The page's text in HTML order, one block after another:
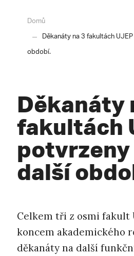
Domů
Děkanáty na 3 fakultách
období.
Děkanáty
fakultách
potvrzeny
další
Celkem tři z osmi fakult
koncem akademického
děkanáty na další